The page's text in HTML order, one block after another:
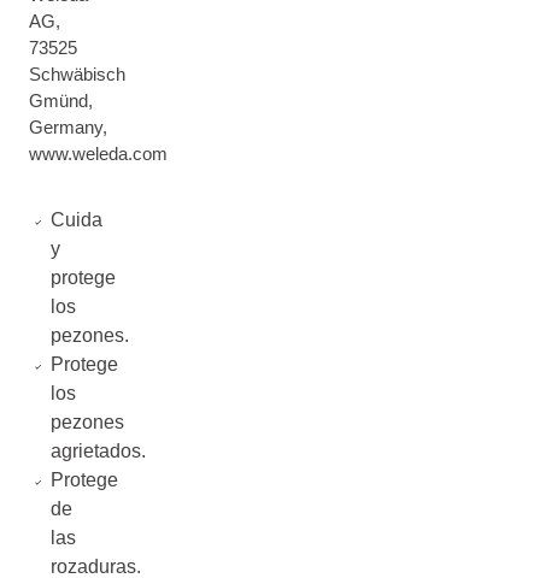
AG,
73525
Schwäbisch
Gmünd,
Germany,
www.weleda.com
Cuida
y
protege
los
pezones.
Protege
los
pezones
agrietados.
Protege
de
las
rozaduras.